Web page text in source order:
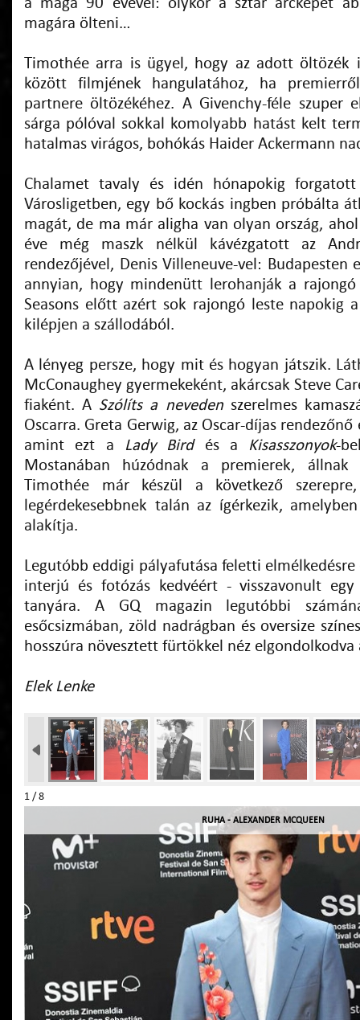
magára ölteni…
Timothée arra is ügyel, hogy az adott öltözék
között filmjének hangulatához, ha
partnere öltözékéhez. A Givenchy-féle szuper
sárga pólóval sokkal komolyabb hatást kelt
hatalmas virágos, bohókás Haider Ackermann
Chalamet tavaly és idén hónapokig forgatott
Városligetben, egy bő kockás ingben próbálta
magát, de ma már aligha van olyan ország,
éve még maszk nélkül kávézgatott az
rendezőjével, Denis Villeneuve-vel: Budapesten
annyian, hogy mindenütt lerohanják a
Seasons előtt azért sok rajongó leste napokig
kilépjen a szállodából.
A lényeg persze, hogy mit és hogyan játszik.
McConaughey gyermekeként, akárcsak Steve
fiaként. A Szólíts a nevedenszerelmes
Oscarra. Greta Gerwig, az Oscar-díjas
amint ezt a Lady Birdés a Kisasszonyok-
Mostanában húzódnak a premierek,
Timothée már készül a következő
legérdekesebbnek talán az ígérkezik,
alakítja.
Legutóbb eddigi pályafutása feletti elmélkedésre
interjú és fotózás kedvéért - visszavonult
tanyára. A GQ magazin legutóbbi
esőcsizmában, zöld nadrágban és oversize
hosszúra növesztett fürtökkel néz elgondolkodva
Elek Lenke
1 / 8
RUHA - ALEXANDER MCQUEEN